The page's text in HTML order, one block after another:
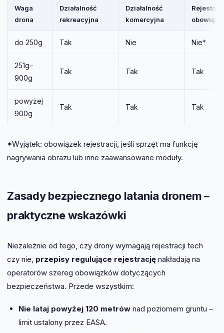
Waga
drona
Działalność
rekreacyjna
Działalność
komercyjna
do 250g Tak Nie Nie*
251g–
900g
Tak Tak Tak
powyżej
900g
Tak Tak Tak
*Wyjątek: obowiązek rejestracji, jeśli sprzęt ma funkcję
nagrywania obrazu lub inne zaawansowane moduły.
Zasady bezpiecznego latania dronem –
praktyczne wskazówki
Niezależnie od tego, czy drony wymagają rejestracji tech
czy nie, przepisy regulujące rejestrację nakładają na
operatorów szereg obowiązków dotyczących
bezpieczeństwa. Przede wszystkim:
Nie lataj powyżej 120 metrównad poziomem gruntu –
limit ustalony przez EASA.